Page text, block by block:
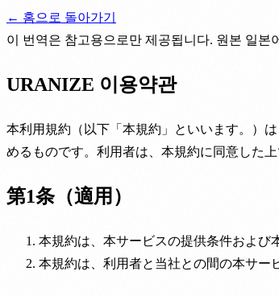
← 홈으로 돌아가기
이 번역은 참고용으로만 제공됩니다. 원본 일
URANIZE 이용약관
本利用規約（以下「本規約」といいます。）
めるものです。利用者は、本規約に同意した
第1条（適用）
本規約は、本サービスの提供条件および
本規約は、利用者と当社との間の本サー